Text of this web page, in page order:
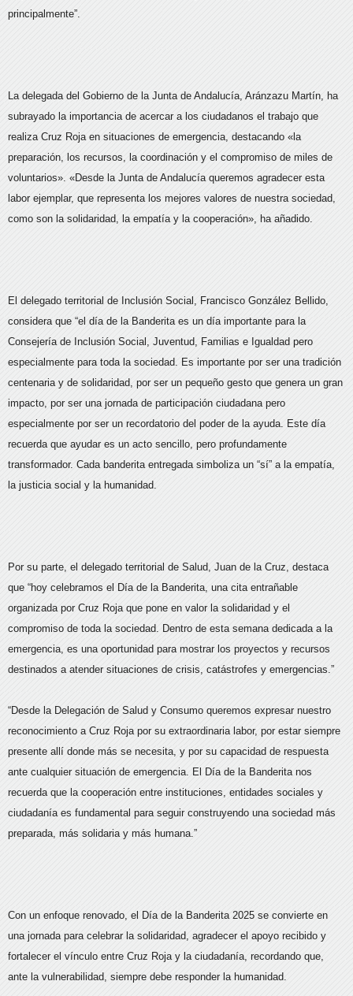
principalmente”.
La delegada del Gobierno de la Junta de Andalucía, Aránzazu Martín, ha
subrayado la importancia de acercar a los ciudadanos el trabajo que
realiza Cruz Roja en situaciones de emergencia, destacando «la
preparación, los recursos, la coordinación y el compromiso de miles de
voluntarios». «Desde la Junta de Andalucía queremos agradecer esta
labor ejemplar, que representa los mejores valores de nuestra sociedad,
como son la solidaridad, la empatía y la cooperación», ha añadido.
El delegado territorial de Inclusión Social, Francisco González Bellido,
considera que “el día de la Banderita es un día importante para la
Consejería de Inclusión Social, Juventud, Familias e Igualdad pero
especialmente para toda la sociedad. Es importante por ser una tradición
centenaria y de solidaridad, por ser un pequeño gesto que genera un gran
impacto, por ser una jornada de participación ciudadana pero
especialmente por ser un recordatorio del poder de la ayuda. Este día
recuerda que ayudar es un acto sencillo, pero profundamente
transformador. Cada banderita entregada simboliza un “sí” a la empatía,
la justicia social y la humanidad.
Por su parte, el delegado territorial de Salud, Juan de la Cruz, destaca
que “hoy celebramos el Día de la Banderita, una cita entrañable
organizada por Cruz Roja que pone en valor la solidaridad y el
compromiso de toda la sociedad. Dentro de esta semana dedicada a la
emergencia, es una oportunidad para mostrar los proyectos y recursos
destinados a atender situaciones de crisis, catástrofes y emergencias.”
“Desde la Delegación de Salud y Consumo queremos expresar nuestro
reconocimiento a Cruz Roja por su extraordinaria labor, por estar siempre
presente allí donde más se necesita, y por su capacidad de respuesta
ante cualquier situación de emergencia. El Día de la Banderita nos
recuerda que la cooperación entre instituciones, entidades sociales y
ciudadanía es fundamental para seguir construyendo una sociedad más
preparada, más solidaria y más humana.”
Con un enfoque renovado, el Día de la Banderita 2025 se convierte en
una jornada para celebrar la solidaridad, agradecer el apoyo recibido y
fortalecer el vínculo entre Cruz Roja y la ciudadanía, recordando que,
ante la vulnerabilidad, siempre debe responder la humanidad.